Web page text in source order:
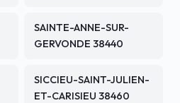
SAINTE-ANNE-SUR-
GERVONDE 38440
SICCIEU-SAINT-JULIEN-
ET-CARISIEU 38460